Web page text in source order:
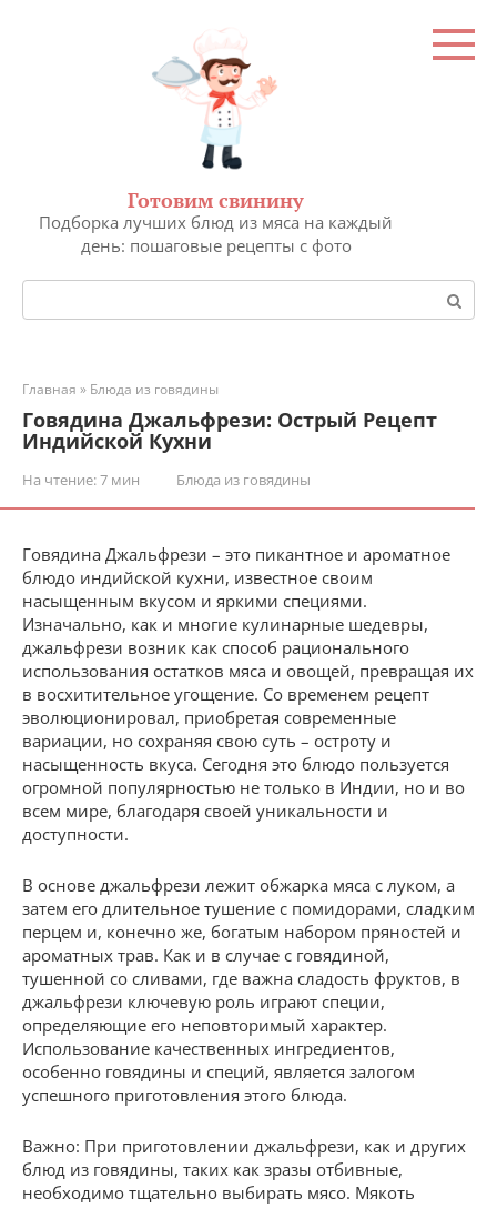
Готовим свинину
Подборка лучших блюд из мяса на каждый
день: пошаговые рецепты с фото
Поиск:
Главная » Блюда из говядины
Говядина Джальфрези: Острый Рецепт
Индийской Кухни
На чтение:7 мин Блюда из говядины
Говядина Джальфрези – это пикантное и ароматное
блюдо индийской кухни, известное своим
насыщенным вкусом и яркими специями.
Изначально, как и многие кулинарные шедевры,
джальфрези возник как способ рационального
использования остатков мяса и овощей, превращая их
в восхитительное угощение. Со временем рецепт
эволюционировал, приобретая современные
вариации, но сохраняя свою суть – остроту и
насыщенность вкуса. Сегодня это блюдо пользуется
огромной популярностью не только в Индии, но и во
всем мире, благодаря своей уникальности и
доступности.
В основе джальфрези лежит обжарка мяса с луком, а
затем его длительное тушение с помидорами, сладким
перцем и, конечно же, богатым набором пряностей и
ароматных трав. Как и в случае с говядиной,
тушенной со сливами, где важна сладость фруктов, в
джальфрези ключевую роль играют специи,
определяющие его неповторимый характер.
Использование качественных ингредиентов,
особенно говядины и специй, является залогом
успешного приготовления этого блюда.
Важно: При приготовлении джальфрези, как и других
блюд из говядины, таких как зразы отбивные,
необходимо тщательно выбирать мясо. Мякоть